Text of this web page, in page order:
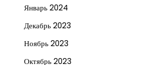
Январь 2024
Декабрь 2023
Ноябрь 2023
Октябрь 2023